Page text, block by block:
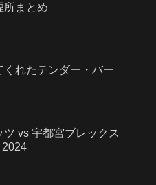
所まとめ
くれたテンダー・バー
ツ vs 宇都宮ブレックス
2024